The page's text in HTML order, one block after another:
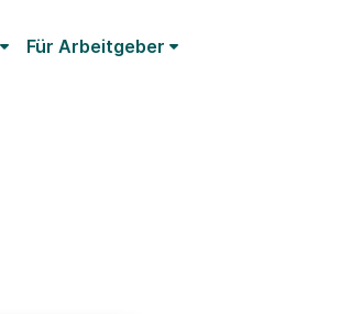
Für Arbeitgeber